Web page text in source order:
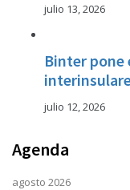
julio 13, 2026
Binter pone
julio 12, 2026
Agenda
agosto 2026